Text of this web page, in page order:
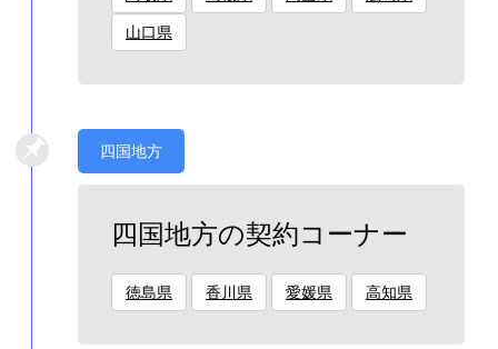
山口県
四国地方
四国地方の契約コーナー
徳島県 香川県 愛媛県 高知県